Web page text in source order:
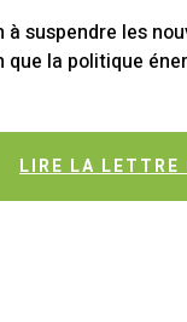
suspendre les
que la politique
LIRE LA LETTRE